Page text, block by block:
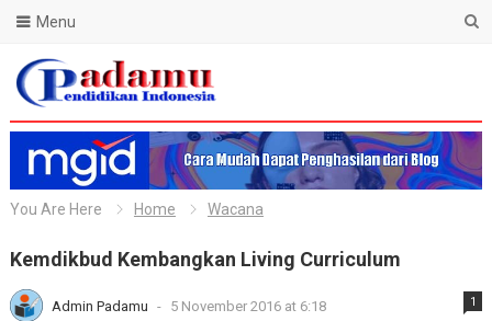
Blog Padamu
Menu
You Are Here Home Wacana
Kemdikbud Kembangkan Living Curriculum
Admin Padamu - 5 November 2016 at 6:18 1